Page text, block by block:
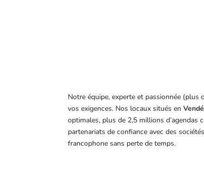
Notre équipe, experte et passionnée
vos exigences. Nos locaux situés en
optimales, plus de 2,5 millions d’agendas
partenariats de confiance avec des
francophone sans perte de temps.